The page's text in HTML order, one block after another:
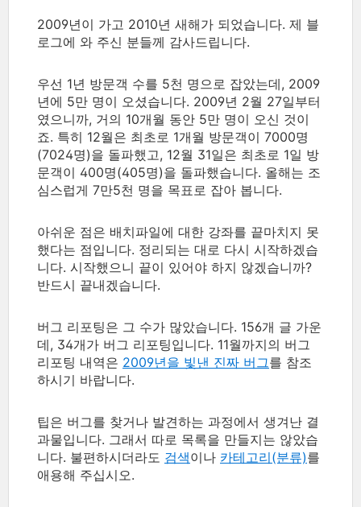
2009년이 가고 2010년 새해가 되었습니다. 제 블
로그에 와 주신 분들께 감사드립니다.
우선 1년 방문객 수를 5천 명으로 잡았는데, 2009
년에 5만 명이 오셨습니다. 2009년 2월 27일부터
였으니까, 거의 10개월 동안 5만 명이 오신 것이
죠. 특히 12월은 최초로 1개월 방문객이 7000명
(7024명)을 돌파했고, 12월 31일은 최초로 1일 방
문객이 400명(405명)을 돌파했습니다. 올해는 조
심스럽게 7만5천 명을 목표로 잡아 봅니다.
아쉬운 점은 배치파일에 대한 강좌를 끝마치지 못
했다는 점입니다. 정리되는 대로 다시 시작하겠습
니다. 시작했으니 끝이 있어야 하지 않겠습니까?
반드시 끝내겠습니다.
버그 리포팅은 그 수가 많았습니다. 156개 글 가운
데, 34개가 버그 리포팅입니다. 11월까지의 버그
리포팅 내역은 2009년을 빛낸 진짜 버그를 참조
하시기 바랍니다.
팁은 버그를 찾거나 발견하는 과정에서 생겨난 결
과물입니다. 그래서 따로 목록을 만들지는 않았습
니다. 불편하시더라도 검색이나 카테고리(분류)를
애용해 주십시오.